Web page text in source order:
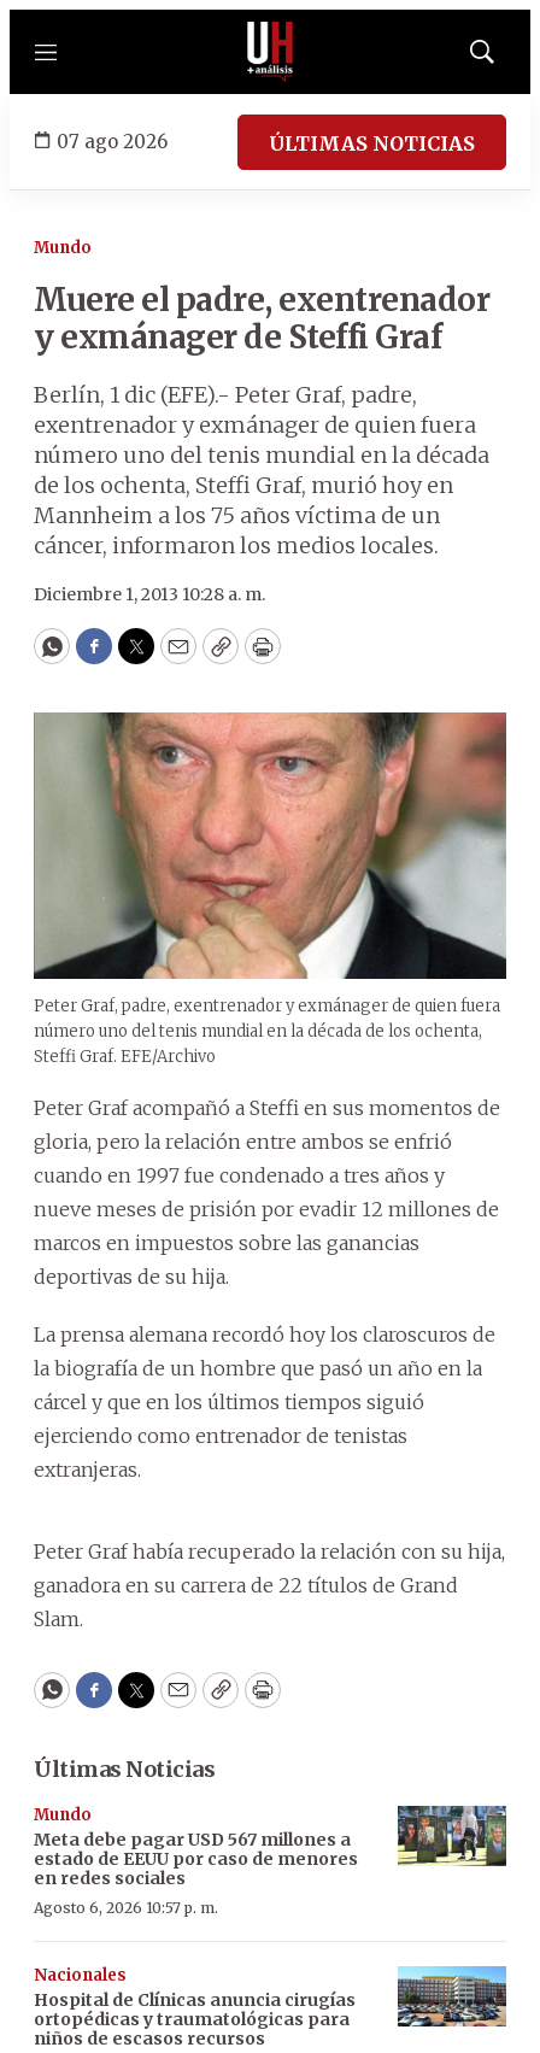
Menú
Mostrar
07 ago 2026 ÚLTIMAS NOTICIAS
Mundo
Muere el padre, exentrenador
y exmánager de Steffi Graf
Berlín, 1 dic (EFE).- Peter Graf, padre,
exentrenador y exmánager de quien fuera
número uno del tenis mundial en la década
de los ochenta, Steffi Graf, murió hoy en
Mannheim a los 75 años víctima de un
cáncer, informaron los medios locales.
Diciembre 1, 2013 10:28 a. m.
WhatsApp
Facebook
Twitter
EmailCopyPrint
Peter Graf, padre, exentrenador y exmánager de quien fuera
número uno del tenis mundial en la década de los ochenta,
Steffi Graf. EFE/Archivo
Peter Graf acompañó a Steffi en sus momentos de
gloria, pero la relación entre ambos se enfrió
cuando en 1997 fue condenado a tres años y
nueve meses de prisión por evadir 12 millones de
marcos en impuestos sobre las ganancias
deportivas de su hija.
La prensa alemana recordó hoy los claroscuros de
la biografía de un hombre que pasó un año en la
cárcel y que en los últimos tiempos siguió
ejerciendo como entrenador de tenistas
extranjeras.
Peter Graf había recuperado la relación con su hija,
ganadora en su carrera de 22 títulos de Grand
Slam.
WhatsApp
Facebook
Twitter
EmailCopyPrint
Últimas Noticias
Mundo
Meta debe pagar USD 567 millones a
estado de EEUU por caso de menores
en redes sociales
Agosto 6, 2026 10:57 p. m.
Nacionales
Hospital de Clínicas anuncia cirugías
ortopédicas y traumatológicas para
niños de escasos recursos